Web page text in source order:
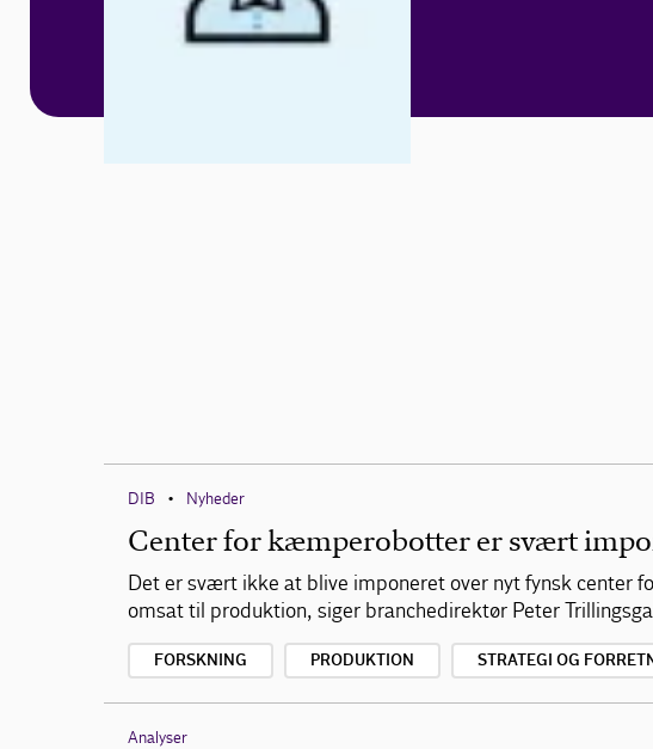
DIB • Nyheder
Center for kæmperobotter er svært
Det er svært ikke at blive imponeret over nyt fynsk center
omsat til produktion, siger branchedirektør Peter
FORSKNING PRODUKTION STRATEGI OG
Analyser